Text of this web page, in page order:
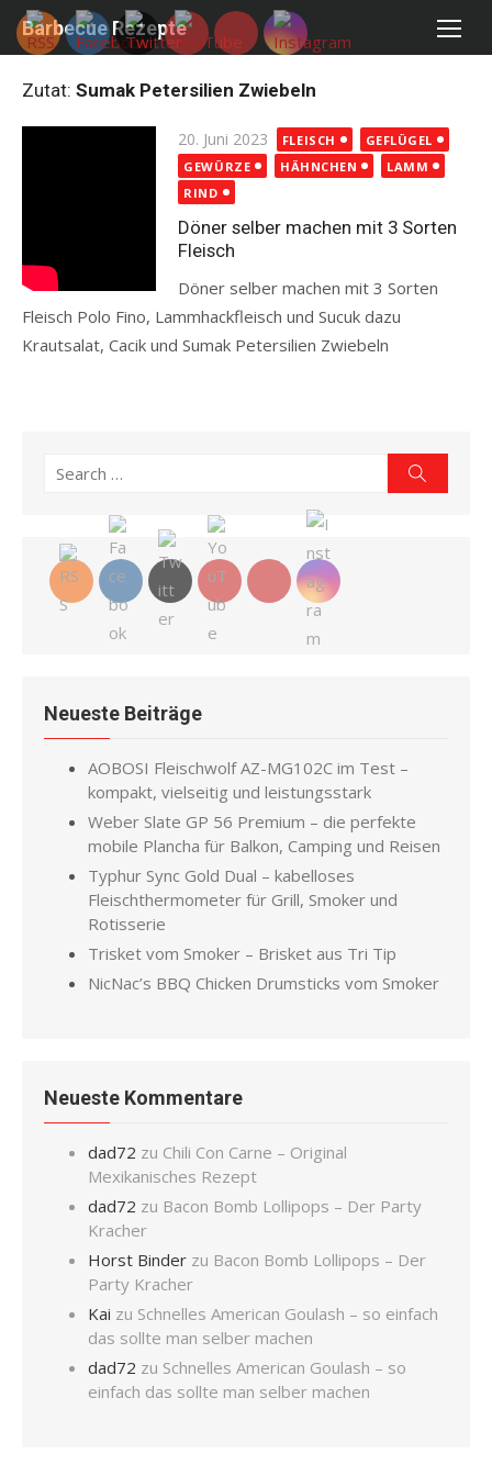
Skip
Barbecue Rezepte
Zutat: Sumak Petersilien Zwiebeln
Posted
on
20. Juni 2023 FLEISCH
GEFLÜGEL
GEWÜRZE
HÄHNCHEN
LAMM
RIND
Döner selber machen mit 3 Sorten
Fleisch
Döner selber machen mit 3 Sorten
Fleisch Polo Fino, Lammhackfleisch und Sucuk dazu
Krautsalat, Cacik und Sumak Petersilien Zwiebeln
Search
Neueste Beiträge
AOBOSI Fleischwolf AZ-MG102C im Test –
kompakt, vielseitig und leistungsstark
Weber Slate GP 56 Premium – die perfekte
mobile Plancha für Balkon, Camping und Reisen
Typhur Sync Gold Dual – kabelloses
Fleischthermometer für Grill, Smoker und
Rotisserie
Trisket vom Smoker – Brisket aus Tri Tip
NicNac’s BBQ Chicken Drumsticks vom Smoker
Neueste Kommentare
dad72 zu Chili Con Carne – Original
Mexikanisches Rezept
dad72 zu Bacon Bomb Lollipops – Der Party
Kracher
Horst Binder zu Bacon Bomb Lollipops – Der
Party Kracher
Kai zu Schnelles American Goulash – so einfach
das sollte man selber machen
dad72 zu Schnelles American Goulash – so
einfach das sollte man selber machen